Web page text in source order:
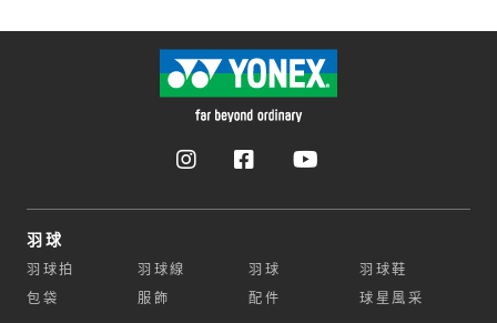
羽球
羽球拍 羽球線 羽球
羽球鞋
包袋
服飾 配件 球星風采